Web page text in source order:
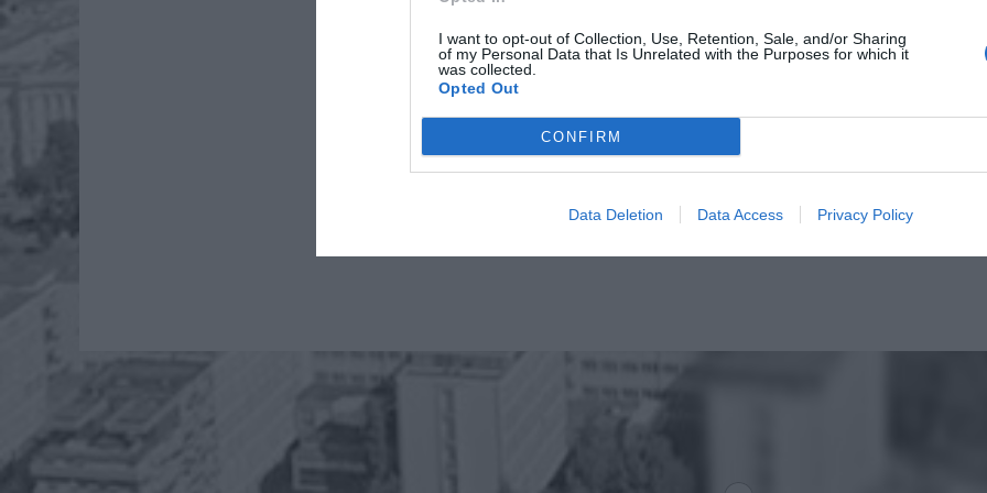
I want to opt-out of Collection, Use, Retention, Sale, and/or Sharing
of my Personal Data that Is Unrelated with the Purposes for which it
was collected.
Opted Out
CONFIRM
Data Deletion Data Access Privacy Policy